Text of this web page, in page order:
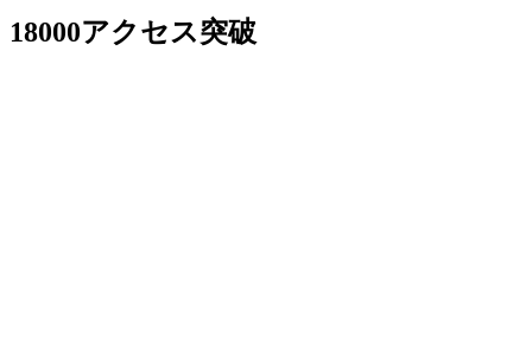
18000アクセス突破